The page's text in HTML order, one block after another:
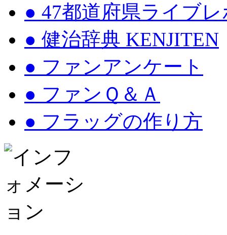
● 47都道府県ライブ
● 健治辞典 KENJITEN
● ファンアンケート
● ファンＱ＆Ａ
● フラッグの作り方